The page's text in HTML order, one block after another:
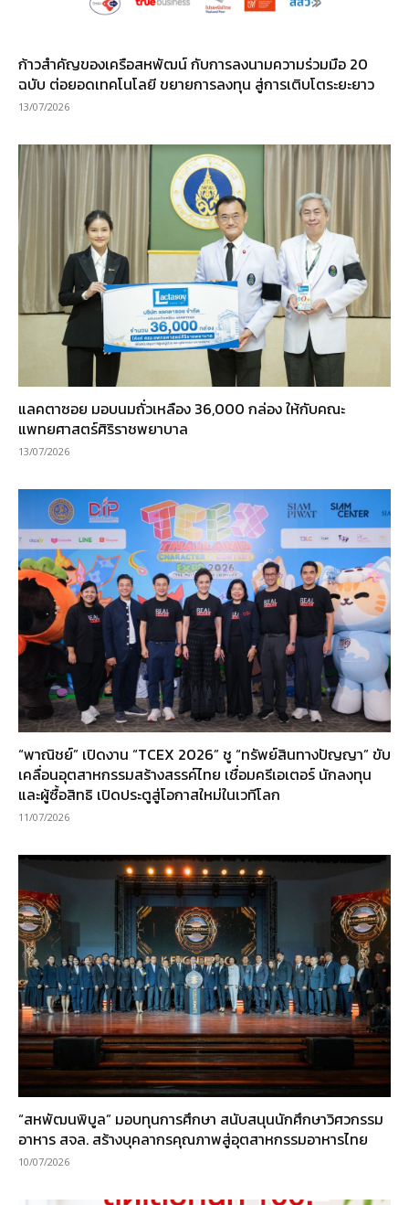
ก้าวสำคัญของเครือสหพัฒน์ กับการลงนามความร่วมมือ 20
ฉบับ ต่อยอดเทคโนโลยี ขยายการลงทุน สู่การเติบโตระยะยาว
13/07/2026
แลคตาซอย มอบนมถั่วเหลือง 36,000 กล่อง ให้กับคณะ
แพทยศาสตร์ศิริราชพยาบาล
13/07/2026
“พาณิชย์” เปิดงาน “TCEX 2026” ชู “ทรัพย์สินทางปัญญา” ขับ
เคลื่อนอุตสาหกรรมสร้างสรรค์ไทย เชื่อมครีเอเตอร์ นักลงทุน
และผู้ซื้อสิทธิ เปิดประตูสู่โอกาสใหม่ในเวทีโลก
11/07/2026
“สหพัฒนพิบูล” มอบทุนการศึกษา สนับสนุนนักศึกษาวิศวกรรม
อาหาร สจล. สร้างบุคลากรคุณภาพสู่อุตสาหกรรมอาหารไทย
10/07/2026